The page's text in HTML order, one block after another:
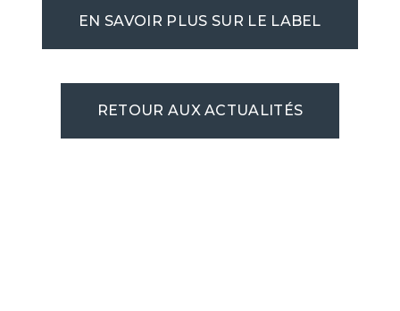
RETOUR AUX ACTUALITÉS
EN SAVOIR PLUS SUR LE LABEL